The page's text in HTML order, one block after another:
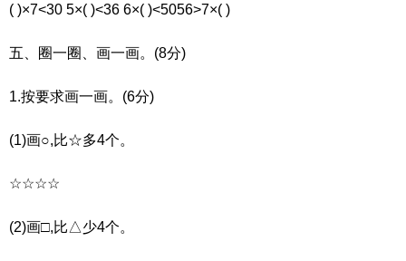
( )×7<30 5×( )<36 6×( )<5056>7×( )
五、圈一圈、画一画。(8分)
1.按要求画一画。(6分)
(1)画○,比☆多4个。
☆☆☆☆
(2)画□,比△少4个。